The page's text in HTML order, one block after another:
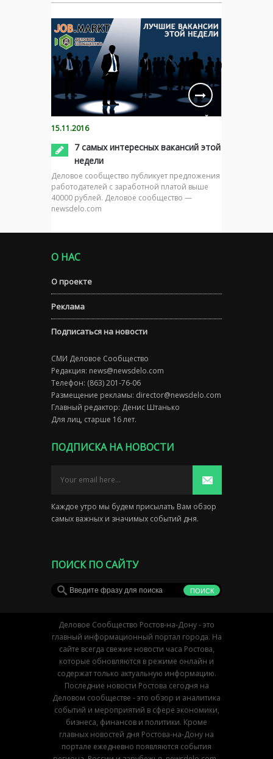
15.11.2016
7 самых интересных вакансий этой
недели
Деловое сообщество публикует предложения
работодателей с заработной платой выше
40000 рублей. Деловое сообщество —
newsdelo.com
О НАС
О проекте
Реклама
Подписаться на новости
СМИ Деловое Сообщество
Редакция: news@newsdelo.com
Телефон: (863) 201-76-06
Размещение рекламы: director@newsdelo.com
Главный редактор: Денис Штанько
Для лиц, старше 16 лет.
ПОДПИСКА НА НОВОСТИ
Каждое утро мы будем присылать Вам обзор
самых важных и значимых событий дня.
ПОИСК ПО САЙТУ
Деловое Сообщество Ростов-на-Дону - это
главный информационный портал города. На
сайте всегда свежие новости часа Ростова,
которые обновляются в режиме онлайн и
содержат только актуальную информацию.
Последние новости Ростова сегодня на
Деловом сообществе - это обзор и аналитика
событий и мероприятий в сфере экономики,
бизнеса, финансов и политики. Кроме
главных новостей дня Ростова-на-Дону на
портале ежедневно появляются события